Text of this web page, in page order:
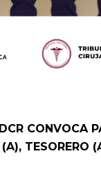
CONVOCA
TESORERO